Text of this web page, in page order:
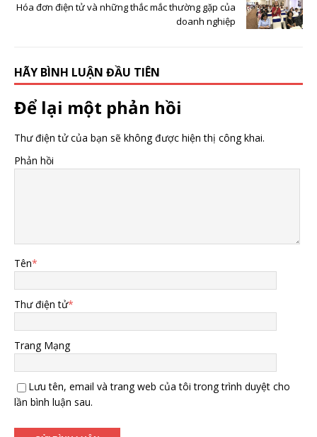
Hóa đơn điện tử và những thắc mắc thường gặp của
doanh nghiệp
HÃY BÌNH LUẬN ĐẦU TIÊN
Để lại một phản hồi
Thư điện tử của bạn sẽ không được hiện thị công khai.
Phản hồi
Tên*
Thư điện tử*
Trang Mạng
Lưu tên, email và trang web của tôi trong trình duyệt cho
lần bình luận sau.